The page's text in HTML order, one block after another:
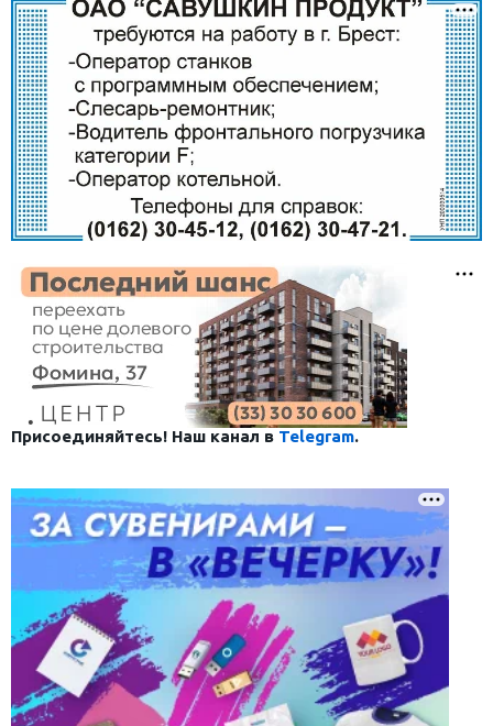
Присоединяйтесь! Наш канал в Telegram.